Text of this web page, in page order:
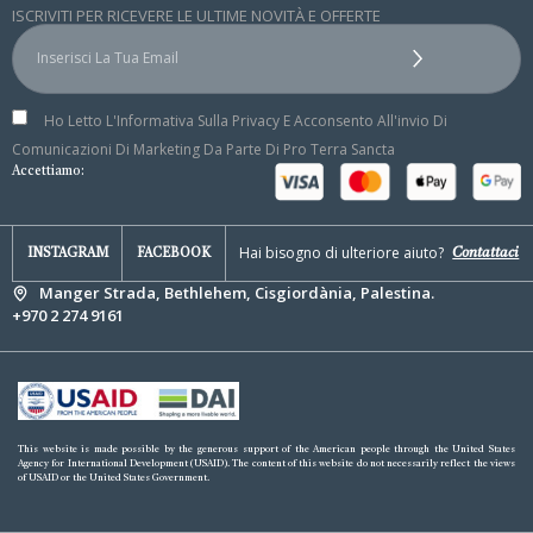
ISCRIVITI PER RICEVERE LE ULTIME NOVITÀ E OFFERTE
Ho Letto L'Informativa Sulla Privacy E Acconsento All'invio Di
Comunicazioni Di Marketing Da Parte Di Pro Terra Sancta
Accettiamo:
INSTAGRAM FACEBOOK Hai bisogno di ulteriore aiuto? Contattaci
Manger Strada, Bethlehem, Cisgiordània, Palestina.
+970 2 274 9161
This website is made possible by the generous support of the American people through the United States
Agency for International Development (USAID). The content of this website do not necessarily reflect the views
of USAID or the United States Government.